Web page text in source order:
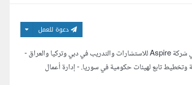
دعوة للعمل
- مدير موارد بشرية في كبرى الشركات الصناعية في سوريا والوطن العربي - مدير الموارد البشرية في شركة Aspire للاستشارات والتدريب في دبي وتركيا والعراق -
تابع لهيئات حكومية في سوريا. - إدارة أعمال